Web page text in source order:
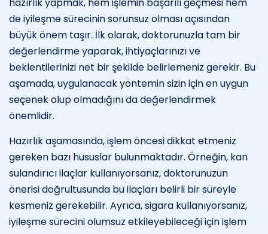
de iyileşme sürecinin sorunsuz olması açısından
büyük önem taşır. İlk olarak, doktorunuzla tam bir
değerlendirme yaparak, ihtiyaçlarınızı ve
beklentilerinizi net bir şekilde belirlemeniz gerekir. Bu
aşamada, uygulanacak yöntemin sizin için en uygun
seçenek olup olmadığını da değerlendirmek
önemlidir.
Hazırlık aşamasında, işlem öncesi dikkat etmeniz
gereken bazı hususlar bulunmaktadır. Örneğin, kan
sulandırıcı ilaçlar kullanıyorsanız, doktorunuzun
önerisi doğrultusunda bu ilaçları belirli bir süreyle
kesmeniz gerekebilir. Ayrıca, sigara kullanıyorsanız,
iyileşme sürecini olumsuz etkileyebileceği için işlem